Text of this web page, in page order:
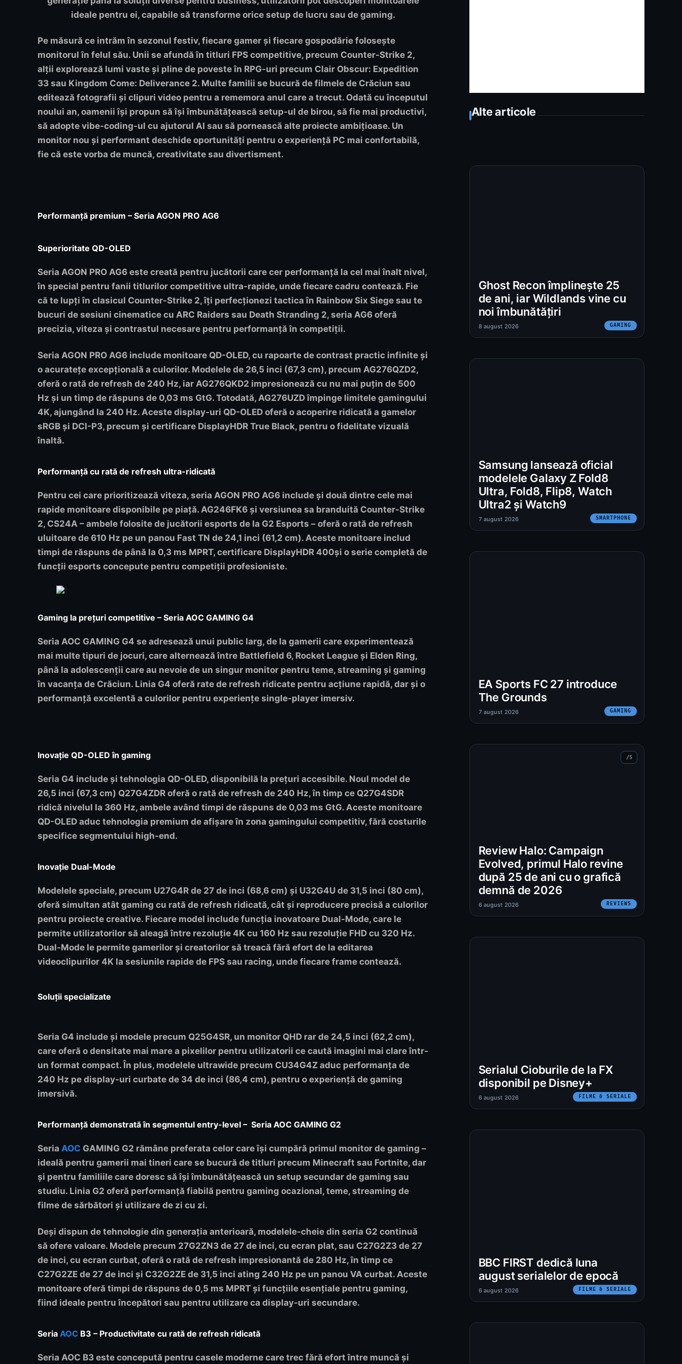
ideale pentru ei, capabile să transforme orice setup de lucru sau de gaming.
Pe măsură ce intrăm în sezonul festiv, fiecare gamer și fiecare gospodărie folosește
monitorul în felul său. Unii se afundă în titluri FPS competitive, precum Counter-Strike 2,
alții explorează lumi vaste și pline de poveste în RPG-uri precum Clair Obscur: Expedition
33 sau Kingdom Come: Deliverance 2. Multe familii se bucură de filmele de Crăciun sau
editează fotografii și clipuri video pentru a rememora anul care a trecut. Odată cu începutul
noului an, oamenii își propun să își îmbunătățească setup-ul de birou, să fie mai productivi,
să adopte vibe-coding-ul cu ajutorul AI sau să pornească alte proiecte ambițioase. Un
monitor nou și performant deschide oportunități pentru o experiență PC mai confortabilă,
fie că este vorba de muncă, creativitate sau divertisment.
Performanță premium – Seria AGON PRO AG6
Superioritate QD-OLED
Seria AGON PRO AG6 este creată pentru jucătorii care cer performanță la cel mai înalt nivel,
în special pentru fanii titlurilor competitive ultra-rapide, unde fiecare cadru contează. Fie
că te lupți în clasicul Counter-Strike 2, îți perfecționezi tactica în Rainbow Six Siege sau te
bucuri de sesiuni cinematice cu ARC Raiders sau Death Stranding 2, seria AG6 oferă
precizia, viteza și contrastul necesare pentru performanțăîn competiții.
Seria AGON PRO AG6 include monitoare QD-OLED, cu rapoarte de contrast practic infinite și
o acuratețe excepțională a culorilor. Modelele de 26,5 inci (67,3 cm), precum AG276QZD2,
oferă o rată de refresh de 240 Hz, iar AG276QKD2 impresionează cu nu mai puțin de 500
Hz și un timp de răspuns de 0,03 ms GtG. Totodată, AG276UZDîmpinge limitele gamingului
4K, ajungând la 240 Hz. Aceste display-uri QD-OLED oferă o acoperire ridicată a gamelor
sRGB și DCI-P3, precum și certificare DisplayHDR True Black, pentru o fidelitate vizuală
înaltă.
Performanță cu rată de refresh ultra-ridicată
Pentru cei care prioritizează viteza, seria AGON PRO AG6 include și două dintre cele mai
rapide monitoare disponibile pe piață. AG246FK6 și versiunea sa branduită Counter-Strike
2, CS24A – ambele folosite de jucătorii esports de la G2 Esports – oferă o rată de refresh
uluitoare de 610 Hz pe un panou Fast TN de 24,1 inci (61,2 cm). Aceste monitoare includ
timpi de răspuns de până la 0,3 ms MPRT, certificare DisplayHDR 400și o serie completă de
funcții esports concepute pentru competiții profesioniste.
Gaming la prețuri competitive – Seria AOC GAMING G4
Seria AOC GAMING G4 se adresează unui public larg, de la gamerii care experimentează
mai multe tipuri de jocuri, care alternează între Battlefield 6, Rocket League și Elden Ring,
până la adolescenții care au nevoie de un singur monitor pentru teme, streaming și gaming
în vacanța de Crăciun. Linia G4 oferă rate de refresh ridicate pentru acțiune rapidă, dar și o
performanță excelentă a culorilor pentru experiențe single-player imersiv.
Inovație QD-OLED în gaming
Seria G4 include și tehnologia QD-OLED, disponibilă la prețuri accesibile. Noul model de
26,5 inci (67,3 cm) Q27G4ZDR oferă o rată de refresh de 240 Hz, în timp ce Q27G4SDR
ridică nivelul la 360 Hz, ambele având timpi de răspuns de 0,03 ms GtG. Aceste monitoare
QD-OLED aduc tehnologia premium de afișare în zona gamingului competitiv, fără costurile
specifice segmentului high-end.
Inovație Dual-Mode
Modelele speciale, precum U27G4R de 27 de inci (68,6 cm) și U32G4U de 31,5 inci (80 cm),
oferă simultan atât gaming cu rată de refresh ridicată, cât și reproducere precisă a culorilor
pentru proiecte creative. Fiecare model include funcția inovatoare Dual-Mode, care le
permite utilizatorilor să aleagă între rezoluție 4K cu 160 Hz sau rezoluție FHD cu 320 Hz.
Dual-Mode le permite gamerilor și creatorilor să treacă fără efort de la editarea
videoclipurilor 4K la sesiunile rapide de FPS sau racing, unde fiecare frame contează.
Soluții specializate
Seria G4 include și modele precum Q25G4SR, un monitor QHD rar de 24,5 inci (62,2 cm),
care oferă o densitate mai mare a pixelilor pentru utilizatorii ce caută imagini mai clare într-
un format compact. În plus, modelele ultrawide precum CU34G4Z aduc performanța de
240 Hz pe display-uri curbate de 34 de inci (86,4 cm), pentru o experiență de gaming
imersivă.
Performanță demonstrată în segmentul entry-level – Seria AOC GAMING G2
Seria AOC GAMING G2 rămâne preferata celor care își cumpără primul monitor de gaming –
ideală pentru gamerii mai tineri care se bucură de titluri precum Minecraft sau Fortnite, dar
și pentru familiile care doresc să își îmbunătățească un setup secundar de gaming sau
studiu. Linia G2 oferă performanță fiabilă pentru gaming ocazional, teme, streaming de
filme de sărbători și utilizare de zi cu zi.
Deși dispun de tehnologie din generația anterioară, modelele-cheie din seria G2 continuă
să ofere valoare. Modele precum 27G2ZN3 de 27 de inci, cu ecran plat, sau C27G2Z3 de 27
de inci, cu ecran curbat, oferă o rată de refresh impresionantă de 280 Hz, în timp ce
C27G2ZE de 27 de inci și C32G2ZE de 31,5 inci ating 240 Hz pe un panou VA curbat. Aceste
monitoare oferă timpi de răspuns de 0,5 ms MPRT și funcțiile esențiale pentru gaming,
fiind ideale pentru începători sau pentru utilizare ca display-uri secundare.
Seria AOC B3 – Productivitate cu rată de refresh ridicată
Seria AOC B3 este concepută pentru casele moderne care trec fără efort între muncă și
Alte articole
Ghost Recon împlinește 25
de ani, iar Wildlands vine cu
noi îmbunătățiri
GAMING
8 august 2026
Samsung lansează oficial
modelele Galaxy Z Fold8
Ultra, Fold8, Flip8, Watch
Ultra2 și Watch9
SMARTPHONE
7 august 2026
EA Sports FC 27 introduce
The Grounds
GAMING
7 august 2026
Review Halo: Campaign
Evolved, primul Halo revine
după 25 de ani cu o grafică
demnă de 2026
REVIEWS
6 august 2026
Serialul Cioburile de la FX
disponibil pe Disney+
FILME & SERIALE
6 august 2026
BBC FIRST dedică luna
august serialelor de epocă
FILME & SERIALE
6 august 2026